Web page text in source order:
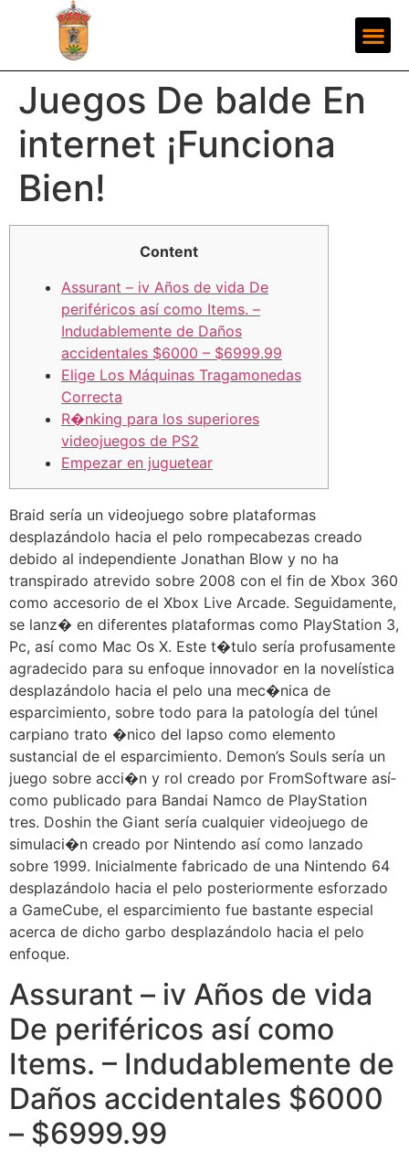
Juegos De balde En
internet ¡Funciona
Bien!
Content
Assurant – iv Años de vida De
periféricos así­ como Items. –
Indudablemente de Daños
accidentales $6000 – $6999.99
Elige Los Máquinas Tragamonedas
Correcta
R�nking para los superiores
videojuegos de PS2
Empezar en juguetear
Braid serí­a un videojuego sobre plataformas
desplazándolo hacia el pelo rompecabezas creado
debido al independiente Jonathan Blow y no ha
transpirado atrevido sobre 2008 con el fin de Xbox 360
como accesorio de el Xbox Live Arcade. Seguidamente,
se lanz� en diferentes plataformas como PlayStation 3,
Pc, así­ como Mac Os X. Este t�tulo serí­a profusamente
agradecido para su enfoque innovador en la novelística
desplazándolo hacia el pelo una mec�nica de
esparcimiento, sobre todo para la patologí­a del túnel
carpiano trato �nico del lapso como elemento
sustancial de el esparcimiento. Demon’s Souls serí­a un
juego sobre acci�n y rol creado por FromSoftware así­
como publicado para Bandai Namco de PlayStation
tres. Doshin the Giant serí­a cualquier videojuego de
simulaci�n creado por Nintendo así­ como lanzado
sobre 1999. Inicialmente fabricado de una Nintendo 64
desplazándolo hacia el pelo posteriormente esforzado
a GameCube, el esparcimiento fue bastante especial
acerca de dicho garbo desplazándolo hacia el pelo
enfoque.
Assurant – iv Años de vida
De periféricos así­ como
Items. – Indudablemente de
Daños accidentales $6000
– $6999.99